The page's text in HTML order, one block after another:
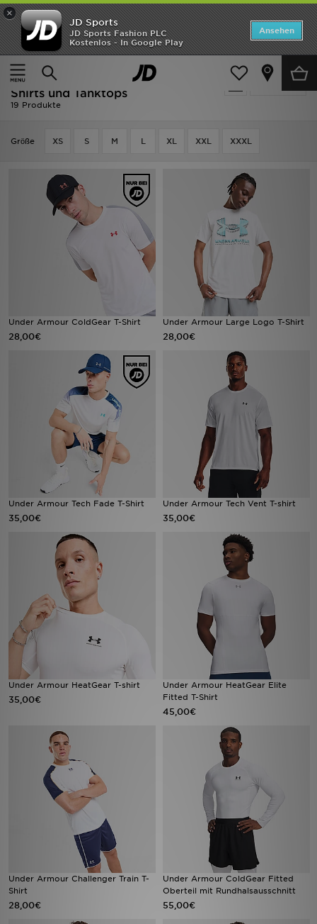
×
JD Sports
JD Sports Fashion PLC
Kostenlos - In Google Play
Ansehen
Home
Herren Herrenbekleidung T-Shirts und Tanktops
Verfeinern
Herren - Weiss Under Armour T-
Shirts und Tanktops
19 Produkte
Grӧße XS S M L XL XXL XXXL
Under Armour ColdGear T-Shirt
28,00€
Under Armour Large Logo T-Shirt
28,00€
Under Armour Tech Fade T-Shirt
35,00€
Under Armour Tech Vent T-shirt
35,00€
Under Armour HeatGear T-shirt
35,00€
Under Armour HeatGear Elite
Fitted T-Shirt
45,00€
Under Armour Challenger Train T-
Shirt
28,00€
Under Armour ColdGear Fitted
Oberteil mit Rundhalsausschnitt
55,00€
ANGEBOTE
Neuheiten
Herren
Bestsellers
Lade die APP
Hilfe & Kontakt
Geschenkgutschein
Blog